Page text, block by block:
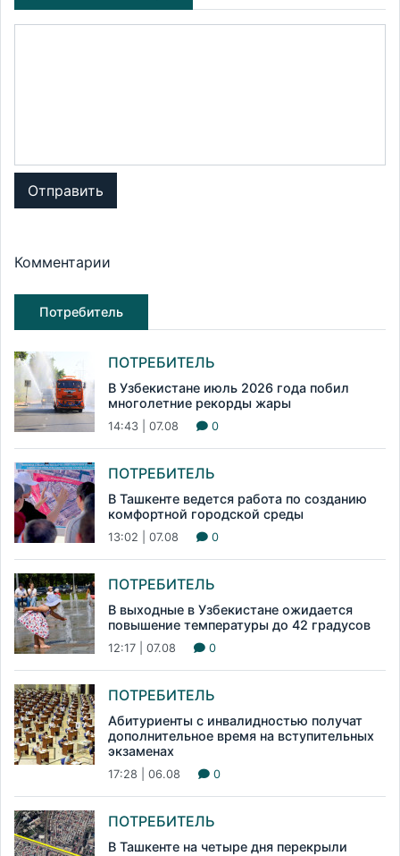
Отправить
Комментарии
Потребитель
ПОТРЕБИТЕЛЬ
В Узбекистане июль 2026 года побил
многолетние рекорды жары
14:43 | 07.08 0
ПОТРЕБИТЕЛЬ
В Ташкенте ведется работа по созданию
комфортной городской среды
13:02 | 07.08 0
ПОТРЕБИТЕЛЬ
В выходные в Узбекистане ожидается
повышение температуры до 42 градусов
12:17 | 07.08 0
ПОТРЕБИТЕЛЬ
Абитуриенты с инвалидностью получат
дополнительное время на вступительных
экзаменах
17:28 | 06.08 0
ПОТРЕБИТЕЛЬ
В Ташкенте на четыре дня перекрыли